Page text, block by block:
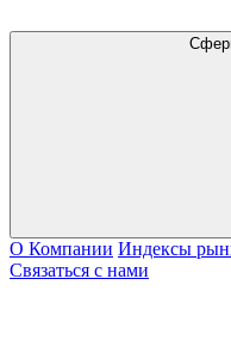
О Компании Индексы
Связаться с нами